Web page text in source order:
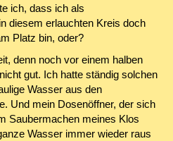
ich, dass ich als
diesem erlauchten Kreis doch
Platz bin, oder?
denn noch vor einem halben
gut. Ich hatte ständig solchen
Wasser aus den
Und mein Dosenöffner, der sich
Saubermachen meines Klos
Wasser immer wieder raus